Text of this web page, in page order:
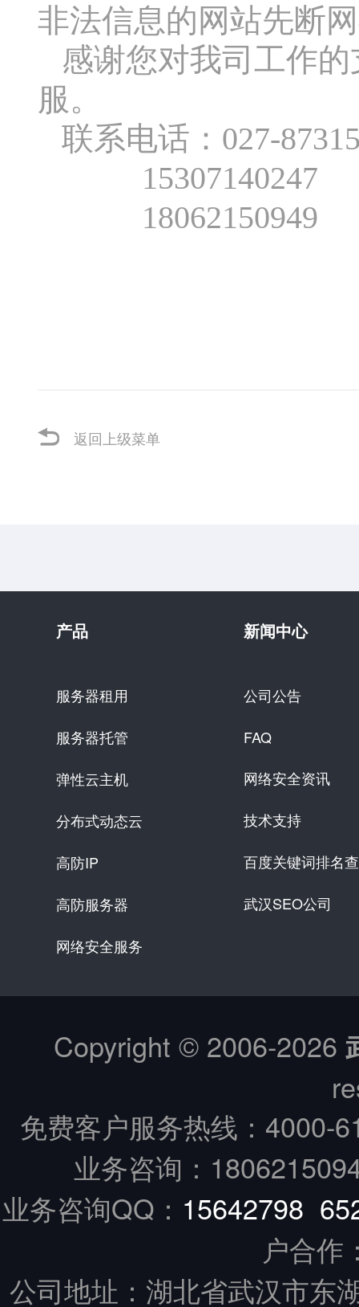
非法信息的网站先断
感谢您对我司工作
服。
联系电话：027-
15307140247
18062150949
返回上级菜单
产品
服务器租用
服务器托管
弹性云主机
分布式动态云
高防IP
高防服务器
网络安全服务
新闻中心
公司公告
FAQ
网络安全资讯
技术支持
百度关键词排名
武汉SEO公司
Copyright © 2006-2026
免费客户服务热线： 4000-
业务咨询：
业务咨询QQ： 15642798
户合作
公司地址：湖北省武汉市东